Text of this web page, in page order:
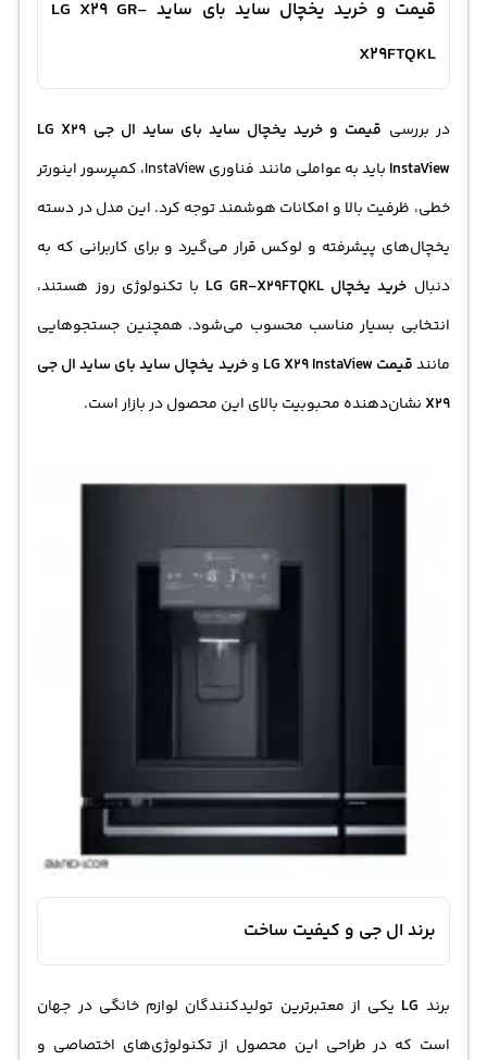
قیمت و خرید یخچال ساید بای ساید LG X29 GR-
X29FTQKL
در بررسی قیمت و خرید یخچال ساید بای ساید ال جی LG X29
InstaView
باید به عواملی مانند فناوری InstaView، کمپرسور اینورتر
خطی، ظرفیت بالا و امکانات هوشمند توجه کرد. این مدل در دسته
یخچال‌های پیشرفته و لوکس قرار می‌گیرد و برای کاربرانی که به
دنبال خرید یخچال
با تکنولوژی روز هستند،
انتخابی بسیار مناسب محسوب می‌شود. همچنین جستجوهایی
مانندقیمت LG X29 InstaView وخرید یخچال ساید بای سایدال جی
X29 نشان‌دهنده محبوبیت بالای این محصول در بازار است.
برند ال جی و کیفیت ساخت
برند LG یکی از معتبرترین تولیدکنندگان لوازم خانگی در جهان
است که در طراحی این محصول از تکنولوژی‌های اختصاصی و